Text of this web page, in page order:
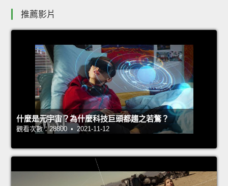
推薦影片
什麼是元宇宙？為什麼科技巨頭都趨之若鶩？
觀看次數：28800 • 2021-11-12